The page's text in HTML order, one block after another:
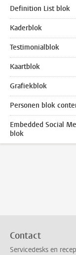
Definition List blok
Kaderblok
Testimonialblok
Kaartblok
Grafiekblok
Personen blok
Embedded Social
blok
Contact
Servicedesks en